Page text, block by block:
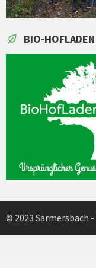
BIO-HOFLADEN
© 2023 Sarmersbach -